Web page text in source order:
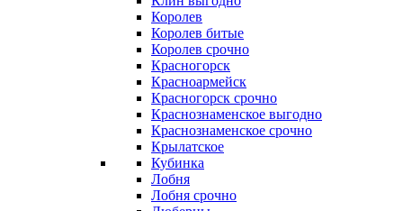
Королев
Королев битые
Королев срочно
Красногорск
Красноармейск
Красногорск срочно
Краснознаменское выгодно
Краснознаменское срочно
Крылатское
Кубинка
Лобня
Лобня срочно